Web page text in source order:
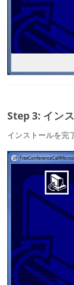
Step 3: イン
インストールを完